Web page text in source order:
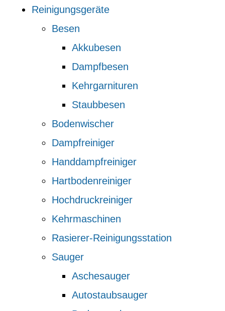
Reinigungsgeräte
Besen
Akkubesen
Dampfbesen
Kehrgarnituren
Staubbesen
Bodenwischer
Dampfreiniger
Handdampfreiniger
Hartbodenreiniger
Hochdruckreiniger
Kehrmaschinen
Rasierer-Reinigungsstation
Sauger
Aschesauger
Autostaubsauger